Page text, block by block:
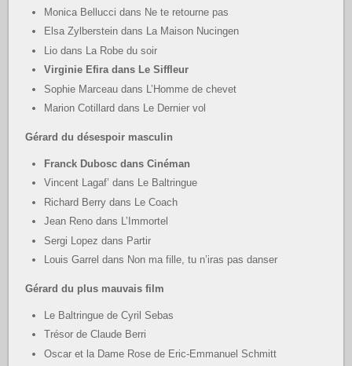
Monica Bellucci dans Ne te retourne pas
Elsa Zylberstein dans La Maison Nucingen
Lio dans La Robe du soir
Virginie Efira dans Le Siffleur
Sophie Marceau dans L’Homme de chevet
Marion Cotillard dans Le Dernier vol
Gérard du désespoir masculin
Franck Dubosc dans Cinéman
Vincent Lagaf’ dans Le Baltringue
Richard Berry dans Le Coach
Jean Reno dans L’Immortel
Sergi Lopez dans Partir
Louis Garrel dans Non ma fille, tu n’iras pas danser
Gérard du plus mauvais film
Le Baltringue de Cyril Sebas
Trésor de Claude Berri
Oscar et la Dame Rose de Eric-Emmanuel Schmitt